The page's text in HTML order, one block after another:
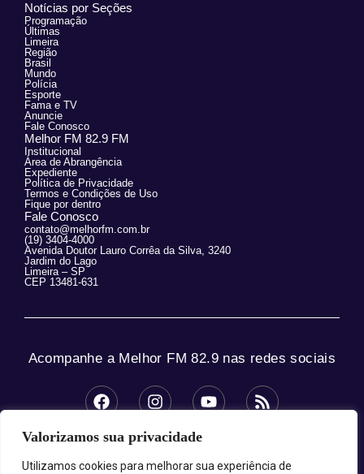
Valorizamos sua privacidade
Utilizamos cookies para melhorar sua experiência de
Notícias por Seções
Programação
Últimas
Limeira
Região
Brasil
Mundo
Polícia
Esporte
Fama e TV
Anuncie
Fale Conosco
Melhor FM 82.9 FM
Institucional
Área de Abrangência
Expediente
Política de Privacidade
Termos e Condições de Uso
Fique por dentro
Fale Conosco
contato@melhorfm.com.br
(19) 3404-4000
Avenida Doutor Lauro Corrêa da Silva, 3240
Jardim do Lago
Limeira – SP
CEP 13481-631
Acompanhe a Melhor FM 82.9 nas redes sociais
© 2025 Melhor FM 82.9 – Todos os direitos
reservados.